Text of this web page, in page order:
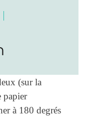
(sur la
papier
à 180 degrés